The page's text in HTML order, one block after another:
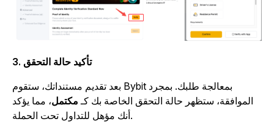
3. تأكيد حالة التحقق
بعد تقديم مستنداتك، ستقوم Bybit بمعالجة طلبك. بمجرد
الموافقة، ستظهر حالة التحقق الخاصة بك كـمكتمل، مما يؤكد